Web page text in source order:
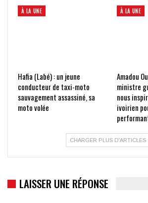
À LA UNE
Hafia (Labé) : un jeune
conducteur de taxi-moto
sauvagement assassiné, sa
moto volée
À LA UNE
Amadou
ministre
nous
ivoirien
CHARGER PLUS D'ARTICLES
LAISSER UNE RÉPONSE